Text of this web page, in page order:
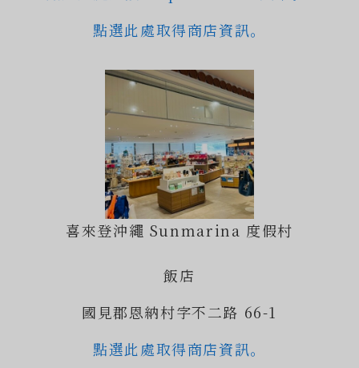
點選此處取得商店資訊。
喜來登沖繩 Sunmarina 度假村
飯店
國見郡恩納村字不二路 66-1
點選此處取得商店資訊。